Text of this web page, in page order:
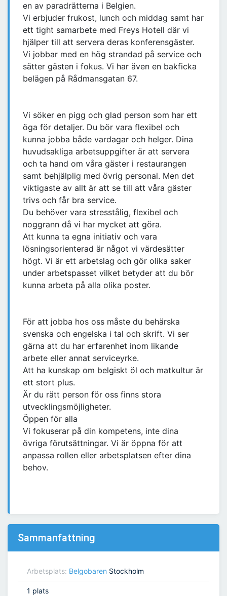
en av paradrätterna i Belgien.
Vi erbjuder frukost, lunch och middag samt har
ett tight samarbete med Freys Hotell där vi
hjälper till att servera deras konferensgäster.
Vi jobbar med en hög strandad på service och
sätter gästen i fokus. Vi har även en bakficka
belägen på Rådmansgatan 67.
Vi söker en pigg och glad person som har ett
öga för detaljer. Du bör vara flexibel och
kunna jobba både vardagar och helger. Dina
huvudsakliga arbetsuppgifter är att servera
och ta hand om våra gäster i restaurangen
samt behjälplig med övrig personal. Men det
viktigaste av allt är att se till att våra gäster
trivs och får bra service.
Du behöver vara stresstålig, flexibel och
noggrann då vi har mycket att göra.
Att kunna ta egna initiativ och vara
lösningsorienterad är något vi värdesätter
högt. Vi är ett arbetslag och gör olika saker
under arbetspasset vilket betyder att du bör
kunna arbeta på alla olika poster.
För att jobba hos oss måste du behärska
svenska och engelska i tal och skrift. Vi ser
gärna att du har erfarenhet inom likande
arbete eller annat serviceyrke.
Att ha kunskap om belgiskt öl och matkultur är
ett stort plus.
Är du rätt person för oss finns stora
utvecklingsmöjligheter.
Öppen för alla
Vi fokuserar på din kompetens, inte dina
övriga förutsättningar. Vi är öppna för att
anpassa rollen eller arbetsplatsen efter dina
behov.
Sammanfattning
Arbetsplats: Belgobaren Stockholm
1 plats